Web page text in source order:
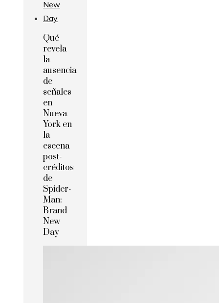
Qué
revela
la
ausencia
de
señales
en
Nueva
York en
la
escena
post-
créditos
de
Spider-
Man:
Brand
New
Day